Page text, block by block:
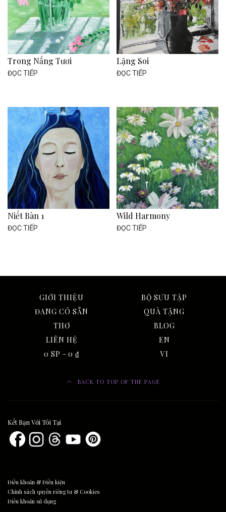
Trong Nắng Tươi
ĐỌC TIẾP
Lặng Soi
ĐỌC TIẾP
Niết Bàn 1
ĐỌC TIẾP
Wild Harmony
ĐỌC TIẾP
GIỚI THIỆU
BỘ SƯU TẬP
ĐANG CÓ SẴN
QUÀ TẶNG
THƠ
BLOG
LIÊN HỆ
EN
0 SP
0 ₫ VI
BACK TO TOP OF THE PAGE
Kết Bạn Với Tôi Tại
Điều khoản & Điều kiện
Chính sách quyền riêng tư & Cookies
Điều khoản sử dụng